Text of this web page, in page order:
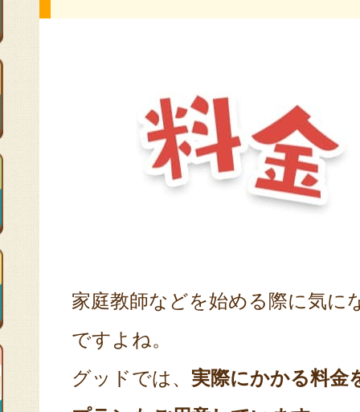
家庭教師などを始める際に気に
ですよね。
グッドでは、 実際にかかる料金